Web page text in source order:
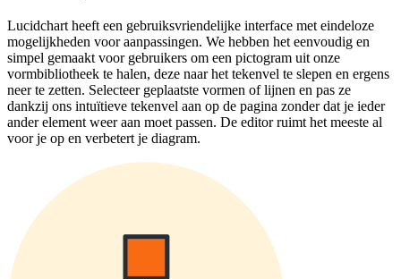
Lucidchart heeft een gebruiksvriendelijke interface met eindeloze
mogelijkheden voor aanpassingen. We hebben het eenvoudig en
simpel gemaakt voor gebruikers om een pictogram uit onze
vormbibliotheek te halen, deze naar het tekenvel te slepen en ergens
neer te zetten. Selecteer geplaatste vormen of lijnen en pas ze
dankzij ons intuïtieve tekenvel aan op de pagina zonder dat je ieder
ander element weer aan moet passen. De editor ruimt het meeste al
voor je op en verbetert je diagram.